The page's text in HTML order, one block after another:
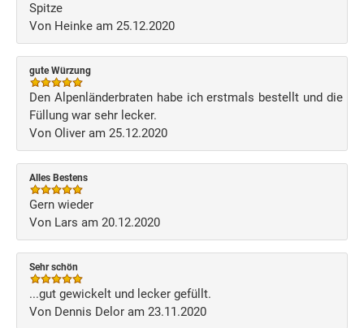
Spitze
Von Heinke am 25.12.2020
gute Würzung
Den Alpenländerbraten habe ich erstmals bestellt und die
Füllung war sehr lecker.
Von Oliver am 25.12.2020
Alles Bestens
Gern wieder
Von Lars am 20.12.2020
Sehr schön
...gut gewickelt und lecker gefüllt.
Von Dennis Delor am 23.11.2020